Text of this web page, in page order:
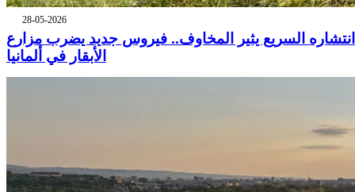
28-05-2026
انتشاره السريع يثير المخاوف.. فيروس جديد يضرب مزارع
الأبقار في ألمانيا